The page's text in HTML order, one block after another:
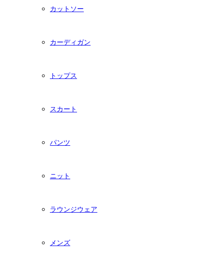
カットソー
カーディガン
トップス
スカート
パンツ
ニット
ラウンジウェア
メンズ